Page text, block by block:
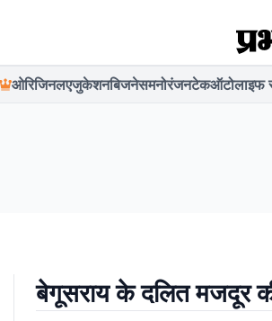
ओरिजिनलएजुकेशनबिजनेसमनोरंजनटेकऑटोलाइफ
बेगूसराय के दलित मजदूर